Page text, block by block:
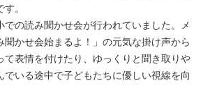
。
の読み聞かせ会が行われていました。メ
聞かせ会始まるよ！」の元気な掛け声から
て表情を付けたり、ゆっくりと聞き取りや
でいる途中で子どもたちに優しい視線を向